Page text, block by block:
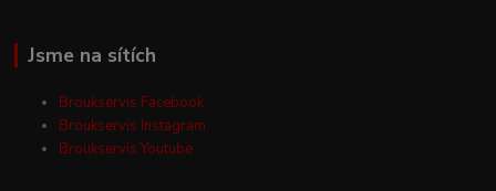
Jsme na sítích
Broukservis Facebook
Broukservis Instagram
Broukservis Youtube